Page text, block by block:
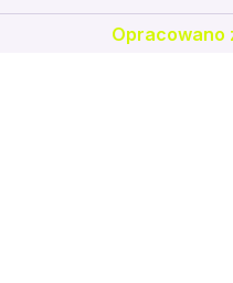
Gotowe! kliknij
Opracowano